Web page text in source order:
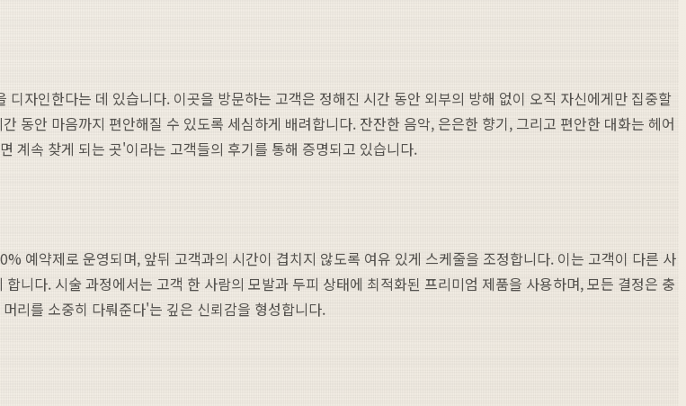
자인한다는 데 있습니다. 이곳을 방문하는 고객은 정해진 시간 동안 외부의 방해 없이 오직 자신에게만 집중할
동안 마음까지 편안해질 수 있도록 세심하게 배려합니다. 잔잔한 음악, 은은한 향기, 그리고 편안한 대화는 헤어
계속 찾게 되는 곳'이라는 고객들의 후기를 통해 증명되고 있습니다.
예약제로 운영되며, 앞뒤 고객과의 시간이 겹치지 않도록 여유 있게 스케줄을 조정합니다. 이는 고객이 다른 사
니다. 시술 과정에서는 고객 한 사람의 모발과 두피 상태에 최적화된 프리미엄 제품을 사용하며, 모든 결정은 충
리를 소중히 다뤄준다'는 깊은 신뢰감을 형성합니다.